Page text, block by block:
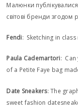
Малюнки публікувалися
світові бренди згодом
Fendi: Sketching in
Paula Cademartori:
of a Petite Faye bag
Date Sneakers: The
sweet fashion